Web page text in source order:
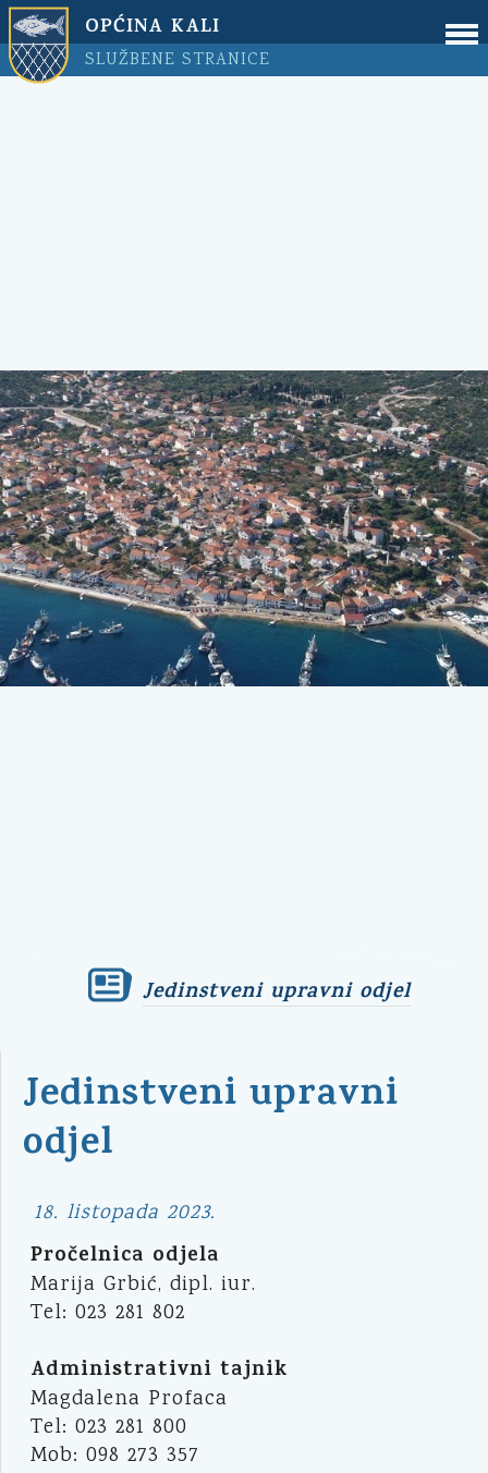
OPĆINA KALI
SLUŽBENE STRANICE
Jedinstveni upravni odjel
Jedinstveni upravni
odjel
18. listopada 2023.
Pročelnica odjela
Marija Grbić, dipl. iur.
Tel: 023 281 802
Administrativni tajnik
Magdalena Profaca
Tel: 023 281 800
Mob: 098 273 357